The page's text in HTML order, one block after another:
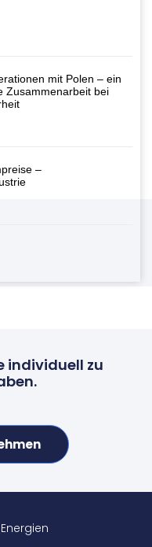
mit Polen – ein
Zusammenarbeit bei
–
individuell zu